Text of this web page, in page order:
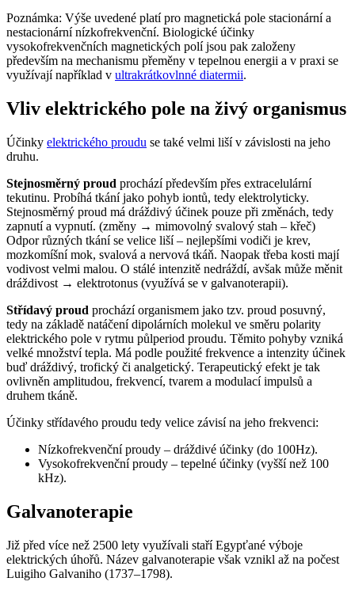
Poznámka: Výše uvedené platí pro magnetická pole stacionární a
nestacionární nízkofrekvenční. Biologické účinky
vysokofrekvenčních magnetických polí jsou pak založeny
především na mechanismu přeměny v tepelnou energii a v praxi se
využívají například v ultrakrátkovlnné diatermii.
Vliv elektrického pole na živý organismus
Účinky elektrického proudu se také velmi liší v závislosti na jeho
druhu.
Stejnosměrný proud prochází především přes extracelulární
tekutinu. Probíhá tkání jako pohyb iontů, tedy elektrolyticky.
Stejnosměrný proud má dráždivý účinek pouze při změnách, tedy
zapnutí a vypnutí. (změny → mimovolný svalový stah – křeč)
Odpor různých tkání se velice liší – nejlepšími vodiči je krev,
mozkomíšní mok, svalová a nervová tkáň. Naopak třeba kosti mají
vodivost velmi malou. O stálé intenzitě nedráždí, avšak může měnit
dráždivost → elektrotonus (využívá se v galvanoterapii).
Střídavý proud prochází organismem jako tzv. proud posuvný,
tedy na základě natáčení dipolárních molekul ve směru polarity
elektrického pole v rytmu půlperiod proudu. Těmito pohyby vzniká
velké množství tepla. Má podle použité frekvence a intenzity účinek
buď dráždivý, trofický či analgetický. Terapeutický efekt je tak
ovlivněn amplitudou, frekvencí, tvarem a modulací impulsů a
druhem tkáně.
Účinky střídavého proudu tedy velice závisí na jeho frekvenci:
Nízkofrekvenční proudy – dráždivé účinky (do 100Hz).
Vysokofrekvenční proudy – tepelné účinky (vyšší než 100
kHz).
Galvanoterapie
Již před více než 2500 lety využívali staří Egypťané výboje
elektrických úhořů. Název galvanoterapie však vznikl až na počest
Luigiho Galvaniho (1737–1798).